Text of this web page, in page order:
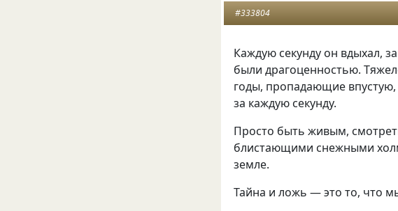
#333804
Каждую секунду он вдыхал,
были драгоценностью.
годы, пропадающие
за каждую секунду.
Просто быть живым,
блистающими снежными
земле.
Тайна и ложь — это то, что